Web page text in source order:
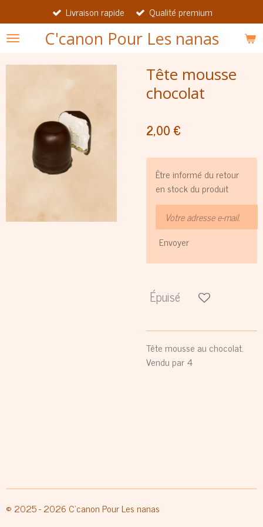
au
contenu
C'canon Pour Les nanas
Livraison rapide Qualité premium
Tête mousse
chocolat
2,00 €
Être informé du retour
en stock du produit
Envoyer
Épuisé
Tête mousse au chocolat.
Vendu par 4
© 2025 - 2026 C'canon Pour Les nanas